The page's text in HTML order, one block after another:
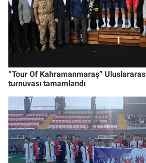
“Tour Of Kahramanmaraş”
turnuvası tamamlandı